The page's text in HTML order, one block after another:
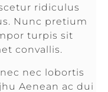
ridiculus
Nunc pretium
turpis sit
convallis.
nec lobortis
Aenean ac dui